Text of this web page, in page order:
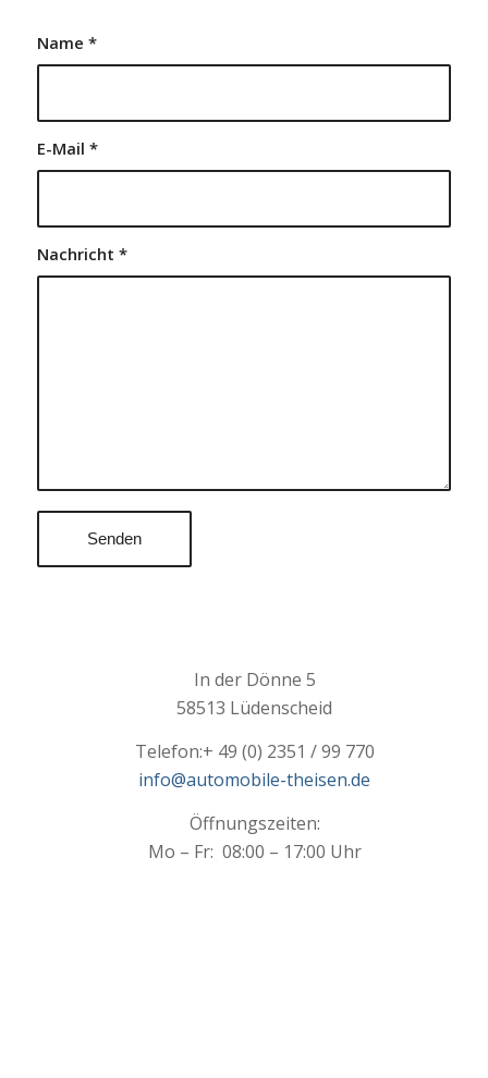
Name *
E-Mail *
Nachricht *
In der Dönne 5
58513 Lüdenscheid
Telefon:+ 49 (0) 2351 / 99 770
info@automobile-theisen.de
Öffnungszeiten:
Mo – Fr: 08:00 – 17:00 Uhr